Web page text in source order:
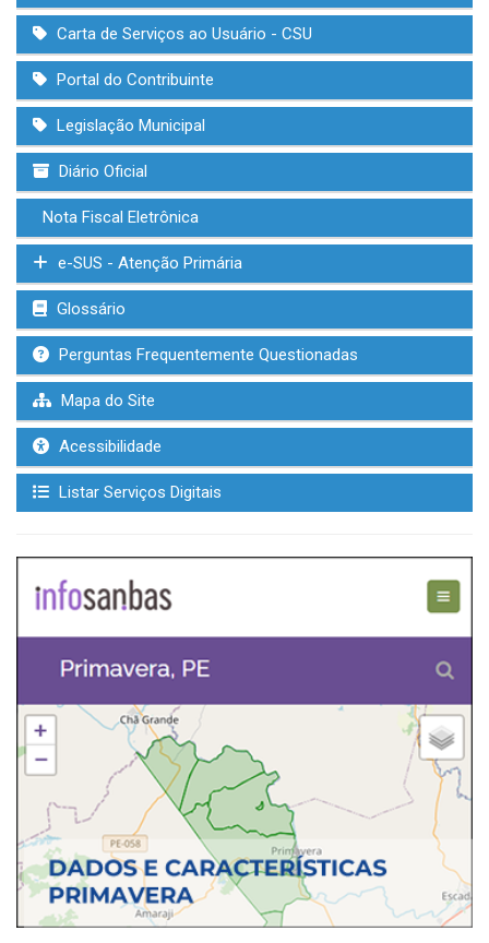
Carta de Serviços ao Usuário - CSU
Portal do Contribuinte
Legislação Municipal
Diário Oficial
Nota Fiscal Eletrônica
e-SUS - Atenção Primária
Glossário
Perguntas Frequentemente Questionadas
Mapa do Site
Acessibilidade
Listar Serviços Digitais